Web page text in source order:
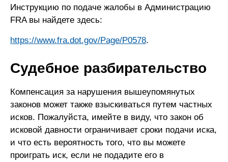
Инструкцию по подаче жалобы в Администрацию
FRA вы найдете здесь:
https://www.fra.dot.gov/Page/P0578.
Судебное разбирательство
Компенсация за нарушения вышеупомянутых
законов может также взыскиваться путем частных
исков. Пожалуйста, имейте в виду, что закон об
исковой давности ограничивает сроки подачи иска,
и что есть вероятность того, что вы можете
проиграть иск, если не подадите его в